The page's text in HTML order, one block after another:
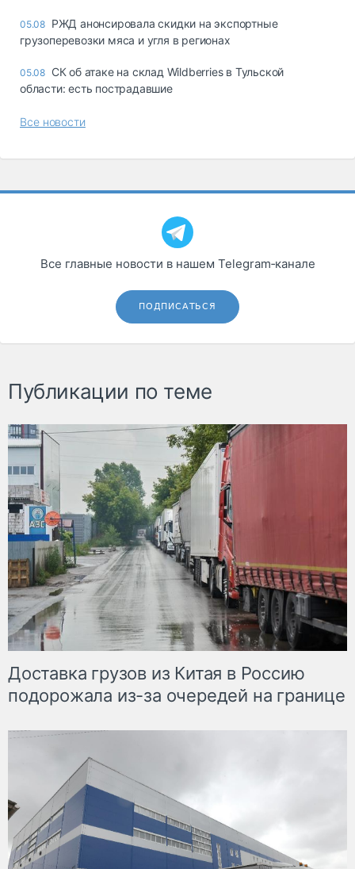
05.08 РЖД анонсировала скидки на экспортные
грузоперевозки мяса и угля в регионах
05.08 СК об атаке на склад Wildberries в Тульской
области: есть пострадавшие
Все новости
Все главные новости в нашем Telegram‑канале
ПОДПИСАТЬСЯ
Публикации по теме
Доставка грузов из Китая в Россию
подорожала из-за очередей на границе